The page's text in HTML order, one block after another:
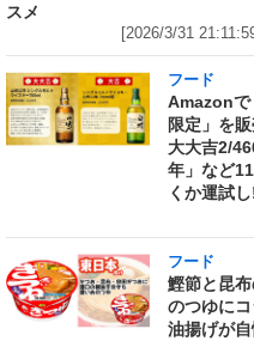
スメ
[2026/3/31
フード
Amazonで
限定」を
大大吉2/
年」など
くか運試
フード
鰹節と昆
のつゆに
油揚げが